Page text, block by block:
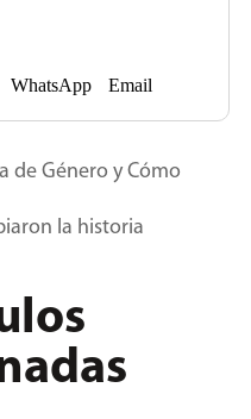
WhatsApp Email
de Género y Cómo
la historia